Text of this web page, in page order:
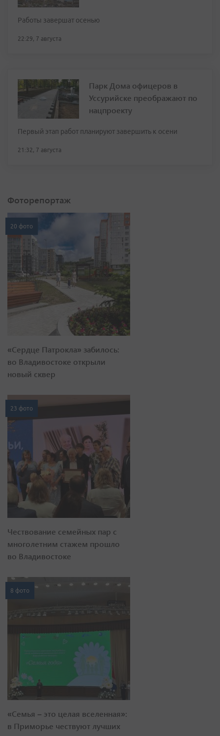
Работы завершат осенью
22:29, 7 августа
Парк Дома офицеров в
Уссурийске преображают по
нацпроекту
Первый этап работ планируют завершить к осени
21:32, 7 августа
Фоторепортаж
20 фото
«Сердце Патрокла» забилось:
во Владивостоке открыли
новый сквер
23 фото
Чествование семейных пар с
многолетним стажем прошло
во Владивостоке
8 фото
«Семья – это целая вселенная»:
в Приморье чествуют лучших